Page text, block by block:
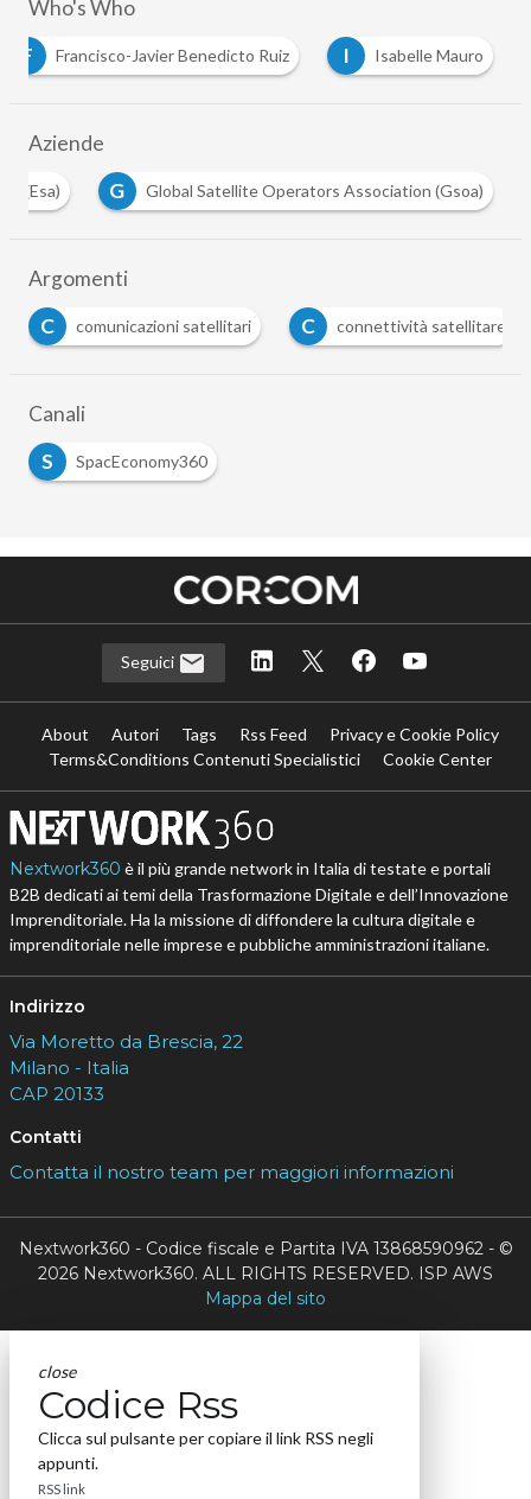
Who's Who
F
Francisco-Javier Benedicto Ruiz I Isabelle Mauro
Aziende
(Esa) G Global Satellite Operators Association (Gsoa)
Argomenti
C
comunicazioni satellitari C connettività satellitare
Canali
S
SpacEconomy360
Seguici
About Autori Tags Rss Feed
Privacy e Cookie Policy
Terms&Conditions Contenuti Specialistici
Cookie Center
Nextwork360 è il più grande network in Italia di testate e portali
B2B dedicati ai temi della Trasformazione Digitale e dell’Innovazione
Imprenditoriale. Ha la missione di diffondere la cultura digitale e
imprenditoriale nelle imprese e pubbliche amministrazioni italiane.
Indirizzo
Via Moretto da Brescia, 22
Milano - Italia
CAP 20133
Contatti
Contatta il nostro team per maggiori informazioni
Nextwork360 - Codice fiscale e Partita IVA 13868590962 - ©
2026 Nextwork360. ALL RIGHTS RESERVED. ISP AWS
Mappa del sito
close
Codice Rss
Clicca sul pulsante per copiare il link RSS negli
appunti.
RSS link